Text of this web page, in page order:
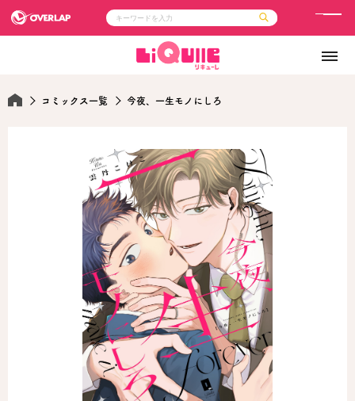
ラブパルフェ
ライトノベル
ロサージュノベルス
オーバーラップホールディングス
お問い合わせはこちら
オーバーラップ文庫
オーバーラップノベルス
オーバーラップノベルスf
ロサージュノベルス
メ
コミックス一覧 今夜、一生モノにしろ